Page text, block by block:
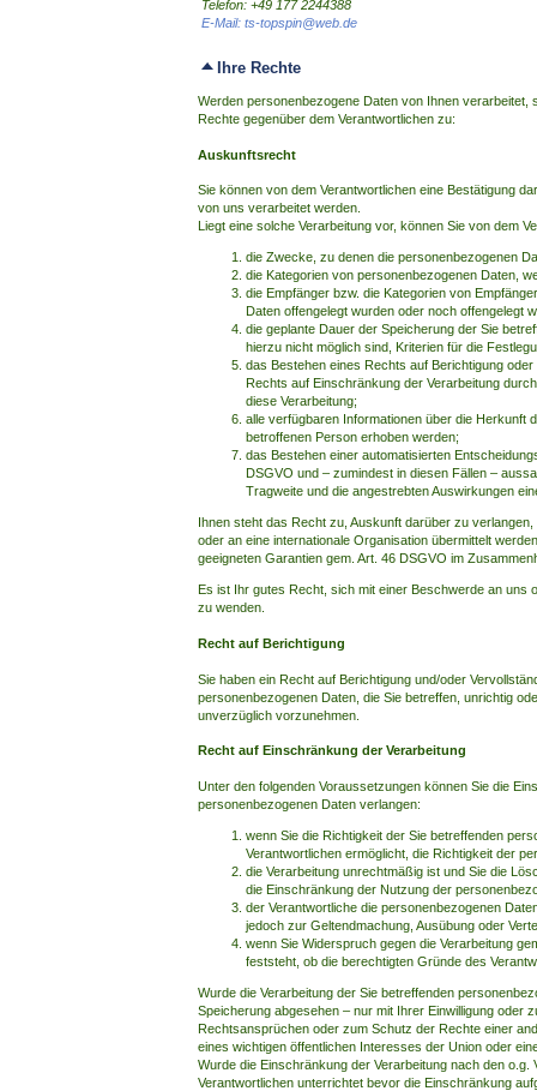
Telefon: +49 177 2244388
E-Mail: ts-topspin@web.de
Ihre Rechte
Werden personenbezogene Daten von Ihnen verarbeitet,
Rechte gegenüber dem Verantwortlichen zu:
Auskunftsrecht
Sie können von dem Verantwortlichen eine Bestätigung
von uns verarbeitet werden.
Liegt eine solche Verarbeitung vor, können Sie von dem
die Zwecke, zu denen die personenbezogenen
die Kategorien von personenbezogenen Daten,
die Empfänger bzw. die Kategorien von
Daten offengelegt wurden oder noch offengelegt
die geplante Dauer der Speicherung der Sie
hierzu nicht möglich sind, Kriterien für die
das Bestehen eines Rechts auf Berichtigung
Rechts auf Einschränkung der Verarbeitung
diese Verarbeitung;
alle verfügbaren Informationen über die Herkunft
betroffenen Person erhoben werden;
das Bestehen einer automatisierten
DSGVO und – zumindest in diesen Fällen –
Tragweite und die angestrebten Auswirkungen
Ihnen steht das Recht zu, Auskunft darüber zu
oder an eine internationale Organisation übermittelt
geeigneten Garantien gem. Art. 46 DSGVO im
Es ist Ihr gutes Recht, sich mit einer Beschwerde an uns
zu wenden.
Recht auf Berichtigung
Sie haben ein Recht auf Berichtigung und/oder
personenbezogenen Daten, die Sie betreffen, unrichtig
unverzüglich vorzunehmen.
Recht auf Einschränkung der Verarbeitung
Unter den folgenden Voraussetzungen können Sie die
personenbezogenen Daten verlangen:
wenn Sie die Richtigkeit der Sie betreffenden
Verantwortlichen ermöglicht, die Richtigkeit der
die Verarbeitung unrechtmäßig ist und Sie die
die Einschränkung der Nutzung der
der Verantwortliche die personenbezogenen
jedoch zur Geltendmachung, Ausübung oder
wenn Sie Widerspruch gegen die Verarbeitung
feststeht, ob die berechtigten Gründe des
Wurde die Verarbeitung der Sie betreffenden
Speicherung abgesehen – nur mit Ihrer Einwilligung oder
Rechtsansprüchen oder zum Schutz der Rechte einer
eines wichtigen öffentlichen Interesses der Union oder
Wurde die Einschränkung der Verarbeitung nach den
Verantwortlichen unterrichtet bevor die Einschränkung